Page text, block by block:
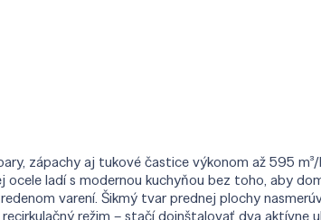
zápachy aj tukové častice výkonom až 595 m³/
ladí s modernou kuchyňou bez toho, aby
varení. Šikmý tvar prednej plochy
režim – stačí doinštalovať dva aktívne